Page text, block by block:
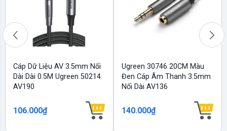
Cáp Dữ Liệu AV 3.5mm Nối
Dài Dài 0.5M Ugreen 50214
AV190
106.000₫
Ugreen 30746 20CM Màu
Đen Cáp Âm Thanh 3.5mm
Nối Dài AV136
140.000₫